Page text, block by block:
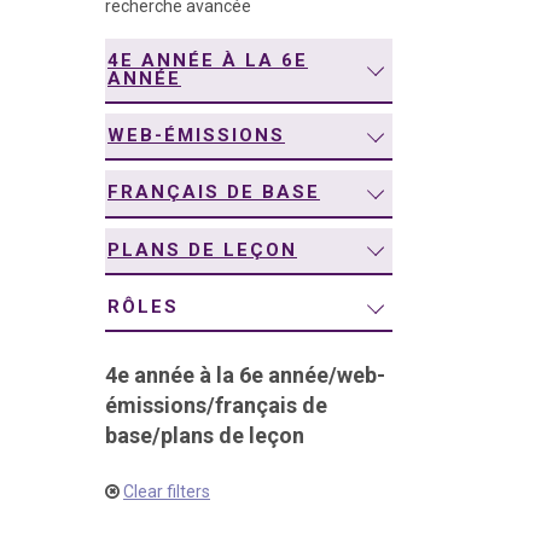
recherche avancée
4E ANNÉE À LA 6E
ANNÉE
WEB-ÉMISSIONS
FRANÇAIS DE BASE
PLANS DE LEÇON
RÔLES
4e année à la 6e année/web-
émissions/français de
base/plans de leçon
Clear filters